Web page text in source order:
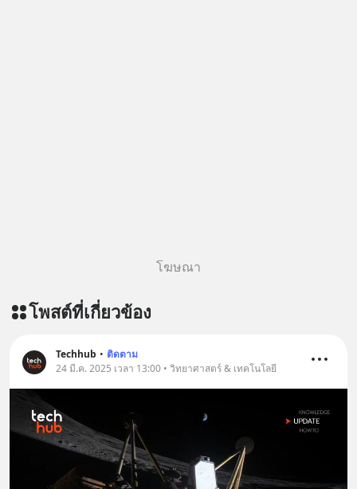
ผ่าน Line OA ด.ดล Blog คลิกเลย -->
สนับสนุนโดย 📣
เครียด หลับยาก ผมอยากแนะนำ
ผลิตภัณฑ์เสริมอาหาร Diip CBD ช่วย
บรรเทาความเครียด ลดความวิตกกังวล
เพิ่มการผ่อนคลาย ซึ่งช่วยให้การนอน
หลับมีประสิทธิภาพมากยิ่งขึ้น 📍 สนใจ
สั่งซื้อสินค้า Diip CBD 💬 LINE :
@diipgeek 🔗 หรือกดลิงก์
โฆษณา
โพสต์ที่เกี่ยวข้อง
Techhub • ติดตาม
24 มี.ค. 2025 เวลา 13:00 • วิทยาศาสตร์ & เทคโนโลยี